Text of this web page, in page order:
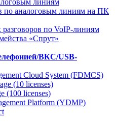
линиям
по аналоговым линиям на ПК
по VoIP-линиям
«Спрут»
ВКС/USB-
Cloud System (FDMCS)
(10 licenses)
(100 licenses)
Platform (YDMP)